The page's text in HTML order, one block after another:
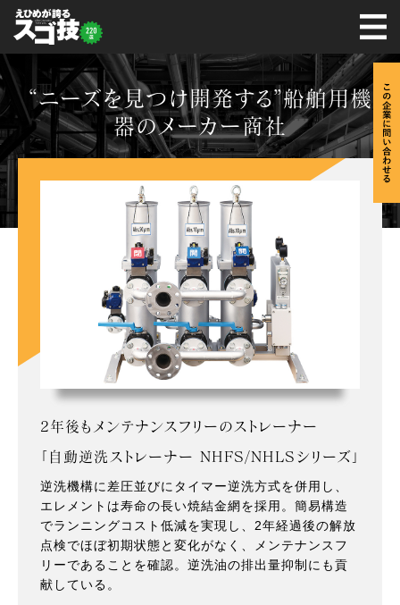
“ニーズを見つけ開発する”船舶用機
器のメーカー商社
2年後もメンテナンスフリーのストレーナー
「自動逆洗ストレーナー NHFS/NHLSシリーズ」
逆洗機構に差圧並びにタイマー逆洗方式を併用し、
エレメントは寿命の長い焼結金網を採用。簡易構造
でランニングコスト低減を実現し、2年経過後の解放
点検でほぼ初期状態と変化がなく、メンテナンスフ
リーであることを確認。逆洗油の排出量抑制にも貢
献している。